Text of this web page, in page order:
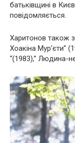
батьківщині в
повідомляється.
Харитонов також
Хоакіна Мур’єти”
“(1983),” Людина-